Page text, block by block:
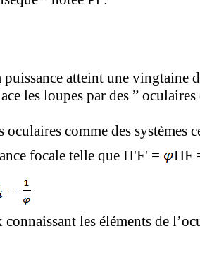
puissance atteint une vingtaine
les loupes par des ” oculaires
comme des systèmes
focale telle que H'F' =
HF
les éléments de